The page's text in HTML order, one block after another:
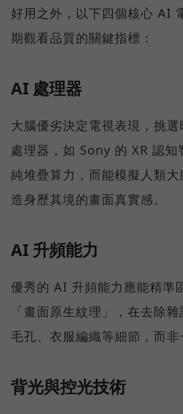
好用之外，以下四個核心 AI
期觀看品質的關鍵指標：
AI 處理器
大腦優劣決定電視表現，挑
處理器，如 Sony 的 XR 認知
純堆疊算力，而能模擬人類
造身歷其境的畫面真實感。
AI 升頻能力
優秀的 AI 升頻能力應能精準
「畫面原生紋理」，在去除
毛孔、衣服編織等細節，而非
背光與控光技術